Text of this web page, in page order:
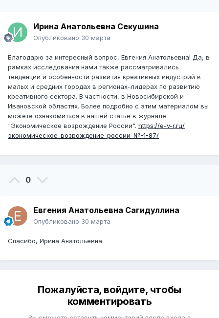
Ирина Анатольевна Секушина
Опубликовано 30 марта
Благодарю за интересный вопрос, Евгения Анатольевна! Да, в
рамках исследования нами также рассматривались
тенденции и особенности развития креативных индустрий в
малых и средних городах в регионах-лидерах по развитию
креативного сектора. В частности, в Новосибирской и
Ивановской областях. Более подробно с этим материалом вы
можете ознакомиться в нашей статье в журнале
"Экономическое возрождение России". https://e-v-r.ru/
экономическое-возрождение-россии-№-1-87/
0
Евгения Анатольевна Сагидуллина
Опубликовано 30 марта
Спасибо, Ирина Анатольевна.
Пожалуйста, войдите, чтобы
комментировать